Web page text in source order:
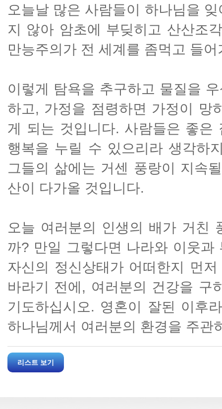
오늘날 많은 사람들이 하나님을
지 않아 암초에 부딪히고 산산조
만능주의가 전 세계를 좀먹고 들
이렇게 탐욕을 추구하고 물질을
하고, 가정을 점령하면 가정이 망
게 되는 것입니다. 사람들은 좋
행복을 누릴 수 있으리라 생각하
그들의 삶에는 거센 풍랑이 지속
산이 다가올 것입니다.
오늘 여러분의 인생의 배가 거친
까? 만일 그렇다면 나라와 이웃
자신의 정신상태가 어떠한지 먼
바라기 전에, 여러분의 건강을 구
기도하십시오. 영혼이 잘된 이후
하나님께서 여러분의 환경을 주관
리스트 보기